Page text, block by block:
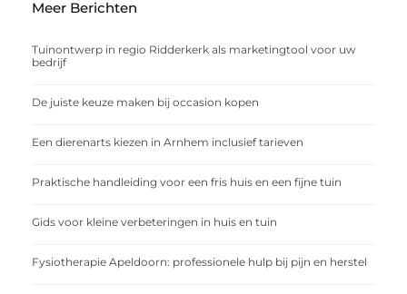
Meer Berichten
Tuinontwerp in regio Ridderkerk als marketingtool voor uw
bedrijf
De juiste keuze maken bij occasion kopen
Een dierenarts kiezen in Arnhem inclusief tarieven
Praktische handleiding voor een fris huis en een fijne tuin
Gids voor kleine verbeteringen in huis en tuin
Fysiotherapie Apeldoorn: professionele hulp bij pijn en herstel